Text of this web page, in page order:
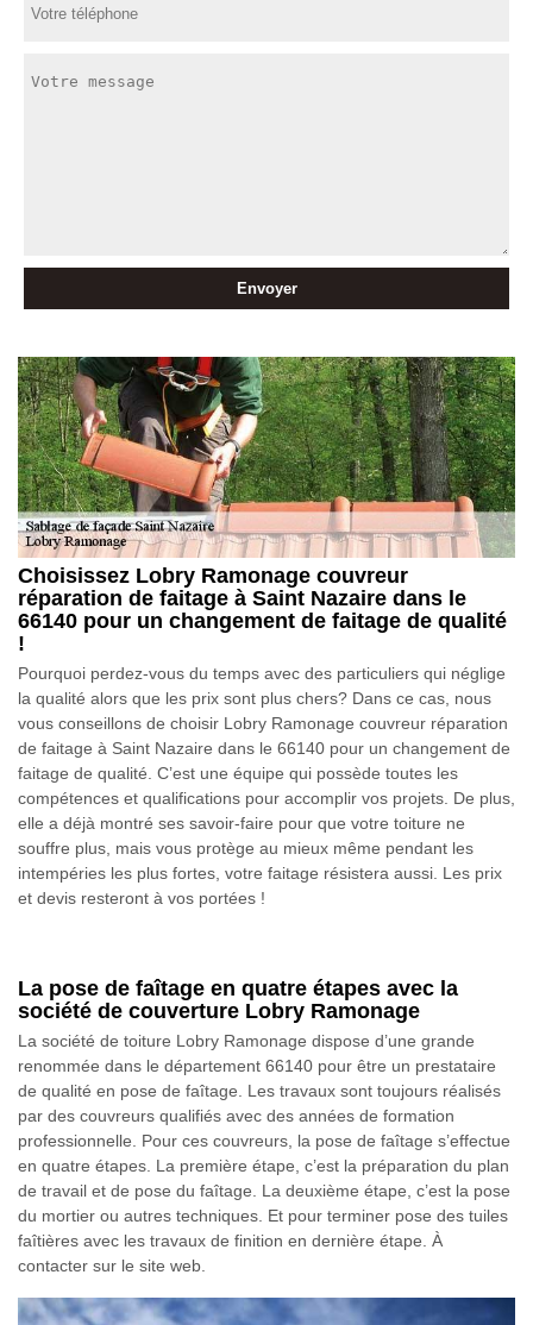
Choisissez Lobry Ramonage couvreur
réparation de faitage à Saint Nazaire dans le
66140 pour un changement de faitage de qualité
!
Pourquoi perdez-vous du temps avec des particuliers qui néglige
la qualité alors que les prix sont plus chers? Dans ce cas, nous
vous conseillons de choisir Lobry Ramonage couvreur réparation
de faitage à Saint Nazaire dans le 66140 pour un changement de
faitage de qualité. C’est une équipe qui possède toutes les
compétences et qualifications pour accomplir vos projets. De plus,
elle a déjà montré ses savoir-faire pour que votre toiture ne
souffre plus, mais vous protège au mieux même pendant les
intempéries les plus fortes, votre faitage résistera aussi. Les prix
et devis resteront à vos portées !
La pose de faîtage en quatre étapes avec la
société de couverture Lobry Ramonage
La société de toiture Lobry Ramonage dispose d’une grande
renommée dans le département 66140 pour être un prestataire
de qualité en pose de faîtage. Les travaux sont toujours réalisés
par des couvreurs qualifiés avec des années de formation
professionnelle. Pour ces couvreurs, la pose de faîtage s’effectue
en quatre étapes. La première étape, c’est la préparation du plan
de travail et de pose du faîtage. La deuxième étape, c’est la pose
du mortier ou autres techniques. Et pour terminer pose des tuiles
faîtières avec les travaux de finition en dernière étape. À
contacter sur le site web.